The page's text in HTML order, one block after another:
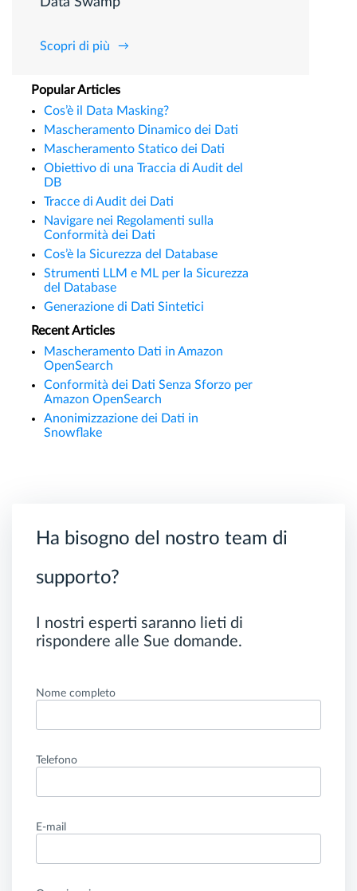
Scopri di più
Popular Articles
Cos’è il Data Masking?
Mascheramento Dinamico dei Dati
Mascheramento Statico dei Dati
Obiettivo di una Traccia di Audit del
DB
Tracce di Audit dei Dati
Navigare nei Regolamenti sulla
Conformità dei Dati
Cos’è la Sicurezza del Database
Strumenti LLM e ML per la Sicurezza
del Database
Generazione di Dati Sintetici
Recent Articles
Mascheramento Dati in Amazon
OpenSearch
Conformità dei Dati Senza Sforzo per
Amazon OpenSearch
Anonimizzazione dei Dati in
Snowflake
Ha bisogno del nostro team di
supporto?
I nostri esperti saranno lieti di
rispondere alle Sue domande.
Nome completo
Telefono
E-mail